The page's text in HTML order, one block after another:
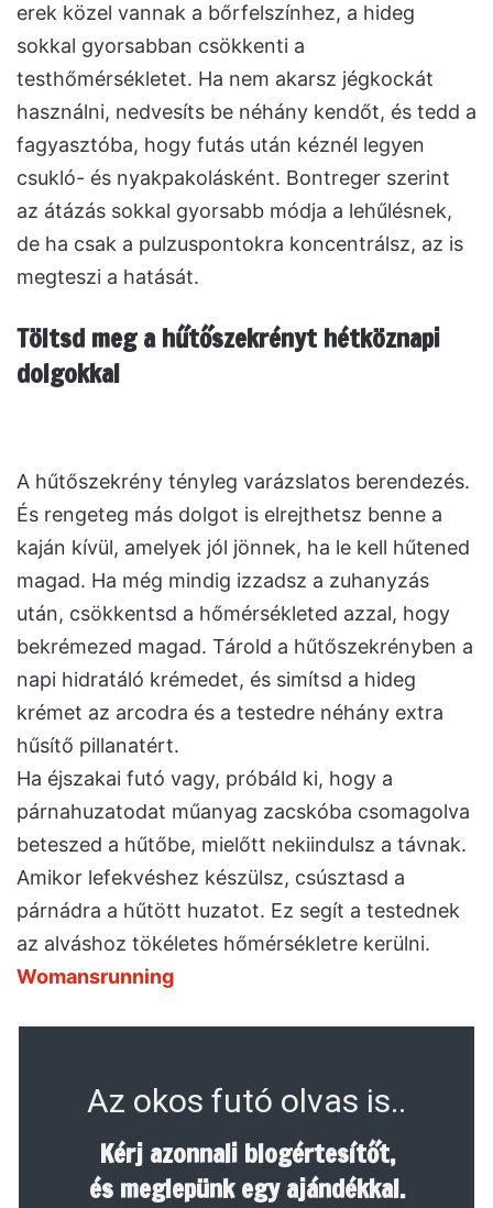
erek közel vannak a bőrfelszínhez, a hideg
sokkal gyorsabban csökkenti a
testhőmérsékletet. Ha nem akarsz jégkockát
használni, nedvesíts be néhány kendőt, és tedd a
fagyasztóba, hogy futás után kéznél legyen
csukló- és nyakpakolásként. Bontreger szerint
az átázás sokkal gyorsabb módja a lehűlésnek,
de ha csak a pulzuspontokra koncentrálsz, az is
megteszi a hatását.
Töltsd meg a hűtőszekrényt hétköznapi
dolgokkal
A hűtőszekrény tényleg varázslatos berendezés.
És rengeteg más dolgot is elrejthetsz benne a
kaján kívül, amelyek jól jönnek, ha le kell hűtened
magad. Ha még mindig izzadsz a zuhanyzás
után, csökkentsd a hőmérsékleted azzal, hogy
bekrémezed magad. Tárold a hűtőszekrényben a
napi hidratáló krémedet, és simítsd a hideg
krémet az arcodra és a testedre néhány extra
hűsítő pillanatért.
Ha éjszakai futó vagy, próbáld ki, hogy a
párnahuzatodat műanyag zacskóba csomagolva
beteszed a hűtőbe, mielőtt nekiindulsz a távnak.
Amikor lefekvéshez készülsz, csúsztasd a
párnádra a hűtött huzatot. Ez segít a testednek
az alváshoz tökéletes hőmérsékletre kerülni.
Womansrunning
Az okos futó olvas is..
Kérj azonnali blogértesítőt,
és meglepünk egy ajándékkal.